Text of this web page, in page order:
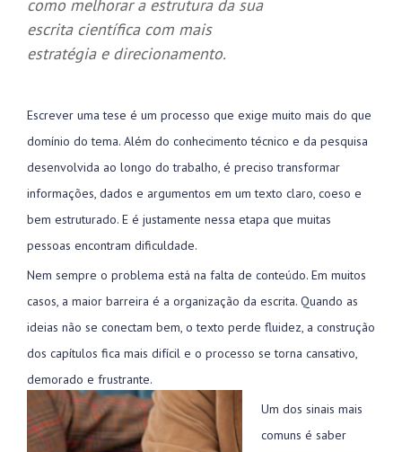
como melhorar a estrutura da sua
escrita científica com mais
estratégia e direcionamento.
Escrever uma tese é um processo que exige muito mais do que
domínio do tema. Além do conhecimento técnico e da pesquisa
desenvolvida ao longo do trabalho, é preciso transformar
informações, dados e argumentos em um texto claro, coeso e
bem estruturado. E é justamente nessa etapa que muitas
pessoas encontram dificuldade.
Nem sempre o problema está na falta de conteúdo. Em muitos
casos, a maior barreira é a organização da escrita. Quando as
ideias não se conectam bem, o texto perde fluidez, a construção
dos capítulos fica mais difícil e o processo se torna cansativo,
demorado e frustrante.
Um dos sinais mais
comuns é saber